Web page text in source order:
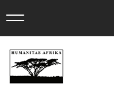
obsahu
Eshop
Humanitas
Afrika